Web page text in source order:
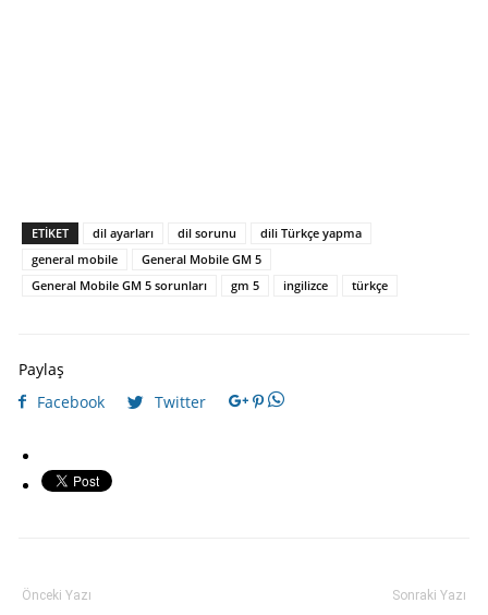
ETIKET dil ayarları dil sorunu
dili Türkçe yapma
general mobile
General Mobile GM 5
General Mobile GM 5 sorunları
gm 5 ingilizce türkçe
Paylaş
Facebook
Twitter
Önceki Yazı Sonraki Yazı